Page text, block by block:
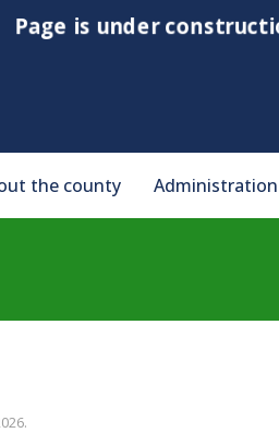
Page is under
the county Administration